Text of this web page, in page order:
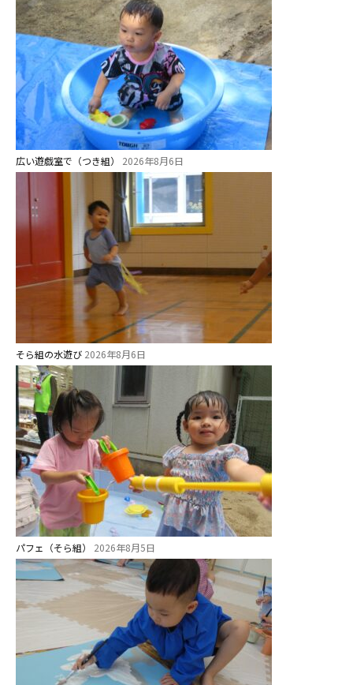
広い遊戯室で（つき組） 2026年8月6日
そら組の水遊び 2026年8月6日
パフェ（そら組） 2026年8月5日
2歳児ひとり登園［ゆず組 ]
グループ施設・
関係先リンク
学校法⼈鴨⾕学園 鳳幼稚園
学校法⼈諏訪森学園 諏訪森幼稚
園
⼤阪府私⽴幼稚園連盟
社会福祉法人野田福祉会